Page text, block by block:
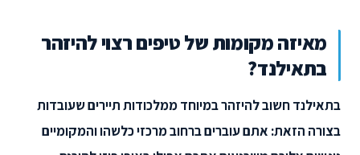
מאיזה מקומות של טיפים רצוי להיזהר
בתאילנד?
בתאילנד חשוב להיזהר במיוחד ממלכודות תיירים שעובדות
בצורה הזאת: אתם עוברים ברחוב מרכזי כלשהו והמקומיים